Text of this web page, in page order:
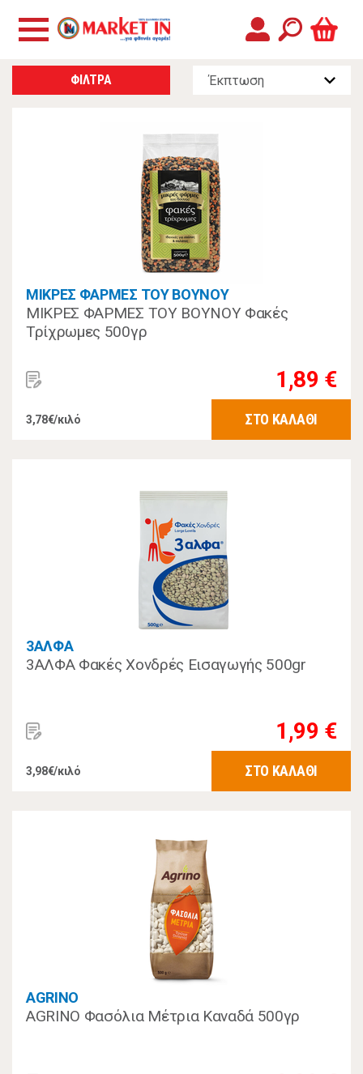
ΦΙΛΤΡΑ
ΜΙΚΡΕΣ ΦΑΡΜΕΣ ΤΟΥ ΒΟΥΝΟΥ
ΜΙΚΡΕΣ ΦΑΡΜΕΣ ΤΟΥ ΒΟΥΝΟΥ Φακές
Τρίχρωμες 500γρ
1,89 €
3,78€/κιλό ΣΤΟ ΚΑΛΑΘΙ
3ΑΛΦΑ
3ΑΛΦΑ Φακές Χονδρές Εισαγωγής 500gr
1,99 €
3,98€/κιλό ΣΤΟ ΚΑΛΑΘΙ
AGRINO
AGRINO Φασόλια Μέτρια Καναδά 500γρ